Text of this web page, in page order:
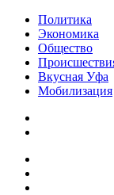
Политика
Экономика
Общество
Вкусная Уфа
Мобилизация